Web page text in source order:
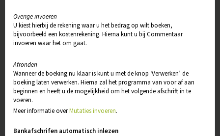
Overige invoeren
U kiest hierbij de rekening waar u het bedrag op wilt boeken,
bijvoorbeeld een kostenrekening. Hierna kunt u bij Commentaar
invoeren waar het om gaat.
Afronden
Wanneer de boeking nu klaar is kunt u met de knop ‘Verwerken’ de
boeking laten verwerken. Hierna zal het programma van voor af aan
beginnen en heeft u de mogelijkheid om het volgende afschrift in te
voeren.
Meer informatie overMutaties invoeren.
Bankafschrifen automatisch inlezen